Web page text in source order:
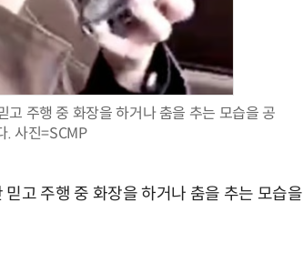
주행 중 화장을 하거나 춤을 추는 모습을 공
. 사진=SCMP
고 주행 중 화장을 하거나 춤을 추는 모습을
AI Native Enterprise를 지원하는 AI Ready Data 플랫폼 활용 전략